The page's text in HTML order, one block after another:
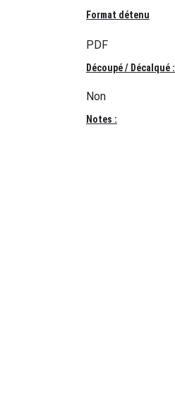
Format détenu
PDF
Découpé / Décalqué :
Non
Notes :